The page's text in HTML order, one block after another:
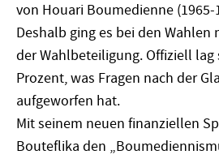
von Houari Boumedienne
Deshalb ging es bei den Wahlen
der Wahlbeteiligung. Offiziell lag
Prozent, was Fragen nach der
aufgeworfen hat.
Mit seinem neuen finanziellen
Bouteflika den